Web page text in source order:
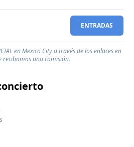
ENTRADAS
en Mexico City a través de los enlaces en
recibamos una comisión.